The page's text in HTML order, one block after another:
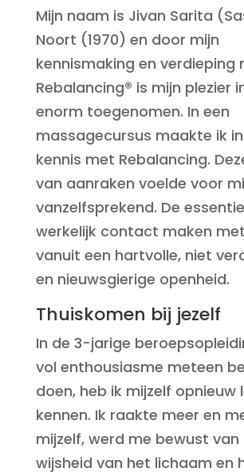
Mijn naam is Jivan Sarita
Noort (1970) en door mijn
kennismaking en verdieping
Rebalancing® is mijn plezier
enorm toegenomen. In een
massagecursus maakte ik
kennis met Rebalancing.
van aanraken voelde voor
vanzelfsprekend. De
werkelijk contact maken
vanuit een hartvolle, niet
en nieuwsgierige openheid.
Thuiskomen bij jezelf
In de 3-jarige
vol enthousiasme meteen
doen, heb ik mijzelf opnieuw
kennen. Ik raakte meer en
mijzelf, werd me bewust van
wijsheid van het lichaam en